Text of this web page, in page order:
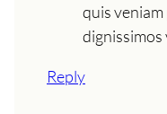
quis
dignissimos
Reply